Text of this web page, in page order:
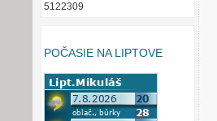
5122309
POČASIE NA LIPTOVE